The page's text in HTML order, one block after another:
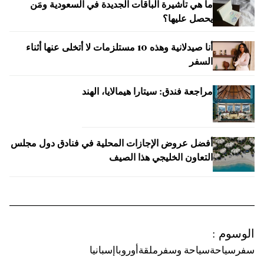
ما هي تأشيرة الباقات الجديدة في السعودية ومَن
يحصل عليها؟
أنا صيدلانية وهذه 10 مستلزمات لا أتخلى عنها أثناء
السفر
مراجعة فندق: سيتارا هيمالايا، الهند
أفضل عروض الإجازات المحلية في فنادق دول مجلس
التعاون الخليجي هذا الصيف
الوسوم :
سفر سياحةسياحة وسفر ملقة أوروبا إسبانيا